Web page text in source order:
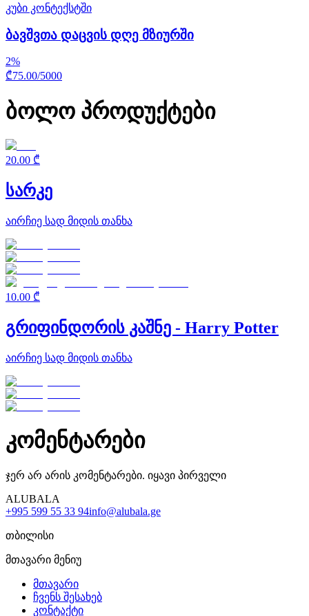
კუბი კონტექსტში
ბავშვთა დაცვის დღე მზიურში
2%
₾75.00/5000
ბოლო პროდუქტები
20.00 ₾
სარკე
აირჩიე სად მიდის თანხა
10.00 ₾
გრიფინდორის კაშნე - Harry Potter
აირჩიე სად მიდის თანხა
კომენტარები
ჯერ არ არის კომენტარები. იყავი პირველი
ALUBALA
+995 599 55 33 94info@alubala.ge
თბილისი
მთავარი მენიუ
მთავარი
ჩვენს შესახებ
კონტაქტი